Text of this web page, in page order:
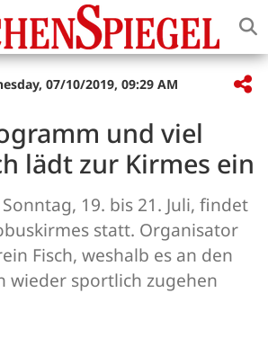
07/10/2019, 09:29 AM
und viel
lädt zur Kirmes ein
19. bis 21. Juli, findet
statt. Organisator
Fisch, weshalb es an den
wieder sportlich zugehen